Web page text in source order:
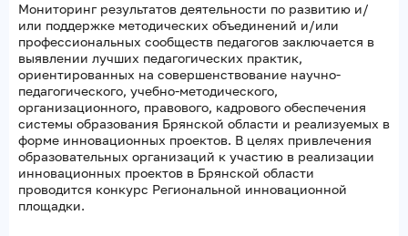
Мониторинг результатов деятельности по развитию и/
или поддержке методических объединений и/или
профессиональных сообществ педагогов заключается в
выявлении лучших педагогических практик,
ориентированных на совершенствование научно-
педагогического, учебно-методического,
организационного, правового, кадрового обеспечения
системы образования Брянской области и реализуемых в
форме инновационных проектов. В целях привлечения
образовательных организаций к участию в реализации
инновационных проектов в Брянской области
проводится конкурс Региональной инновационной
площадки.